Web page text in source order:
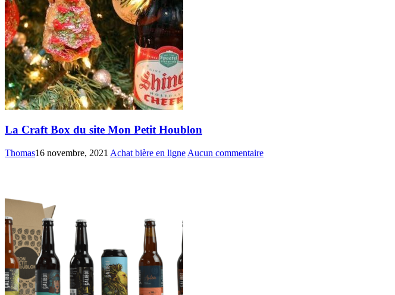
La Craft Box du site Mon Petit Houblon
Thomas16 novembre, 2021 Achat bière en ligne Aucun commentaire